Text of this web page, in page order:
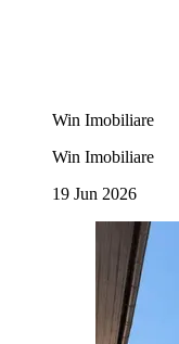
Win Imobiliare
Win Imobiliare
19 Jun 2026